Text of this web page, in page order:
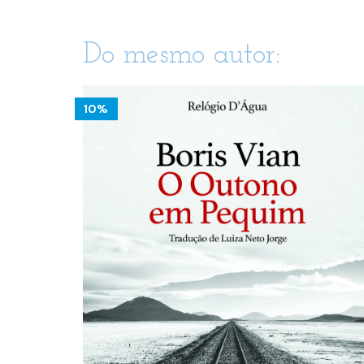
Do mesmo autor:
10%